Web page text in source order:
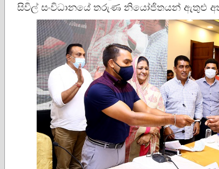
සිවිල් සංවිධානයේ තරුණ නියෝජිතයන් ඇතුළු